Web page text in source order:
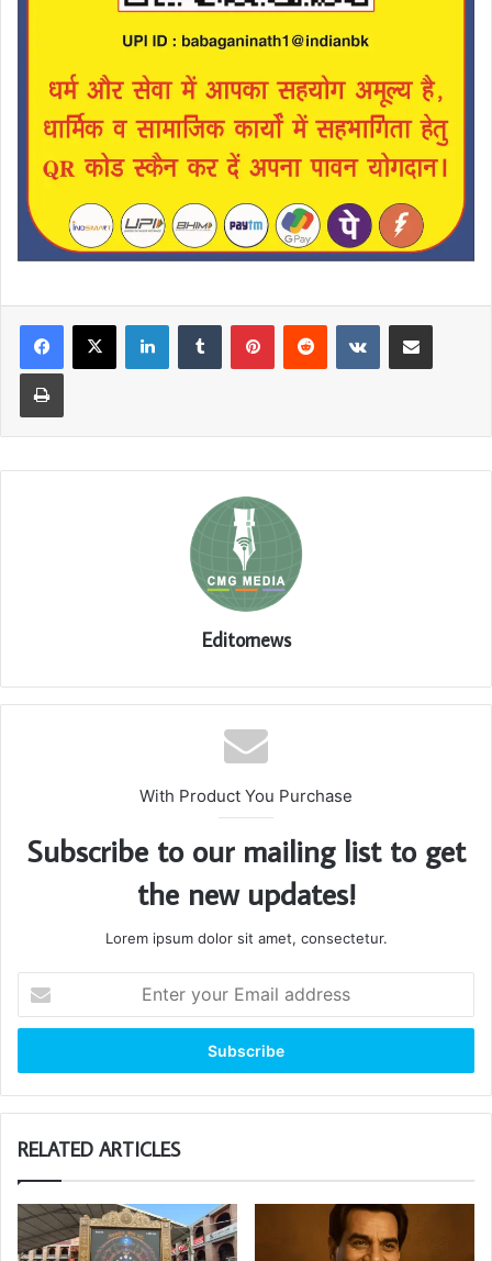
LinkedInTumblr PinterestReddit VKontakteShare via Email
Print
Editornews
With Product You Purchase
Subscribe to our mailing list to get
the new updates!
Lorem ipsum dolor sit amet, consectetur.
your
Email
RELATED ARTICLES